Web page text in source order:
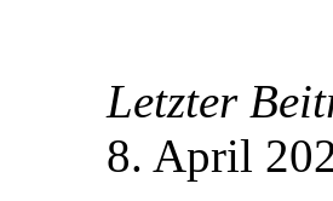
Letzter
8. April